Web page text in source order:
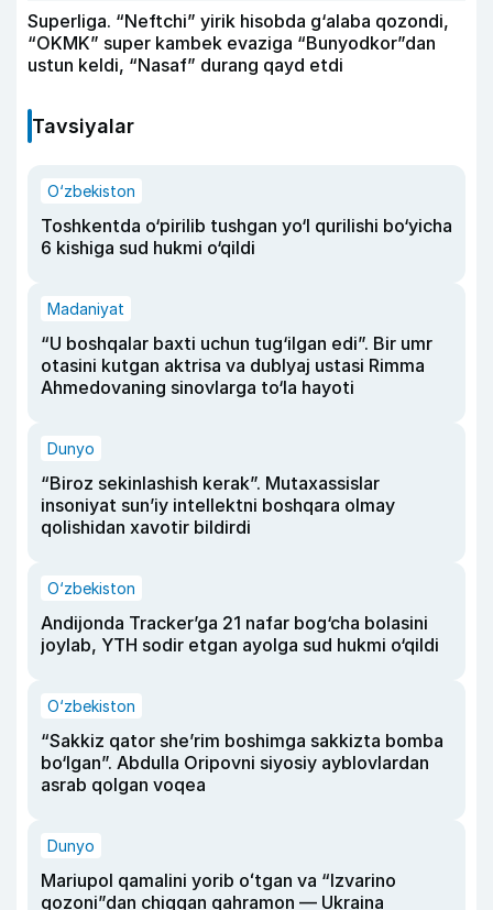
Superliga. “Neftchi” yirik hisobda g‘alaba qozondi,
“OKMK” super kambek evaziga “Bunyodkor”dan
ustun keldi, “Nasaf” durang qayd etdi
Tavsiyalar
O‘zbekiston
Toshkentda o‘pirilib tushgan yo‘l qurilishi bo‘yicha
6 kishiga sud hukmi o‘qildi
Madaniyat
“U boshqalar baxti uchun tug‘ilgan edi”. Bir umr
otasini kutgan aktrisa va dublyaj ustasi Rimma
Ahmedovaning sinovlarga to‘la hayoti
Dunyo
“Biroz sekinlashish kerak”. Mutaxassislar
insoniyat sun’iy intellektni boshqara olmay
qolishidan xavotir bildirdi
O‘zbekiston
Andijonda Tracker’ga 21 nafar bog‘cha bolasini
joylab, YTH sodir etgan ayolga sud hukmi o‘qildi
O‘zbekiston
“Sakkiz qator she’rim boshimga sakkizta bomba
bo‘lgan”. Abdulla Oripovni siyosiy ayblovlardan
asrab qolgan voqea
Dunyo
Mariupol qamalini yorib oʻtgan va “Izvarino
qozoni”dan chiqqan qahramon — Ukraina